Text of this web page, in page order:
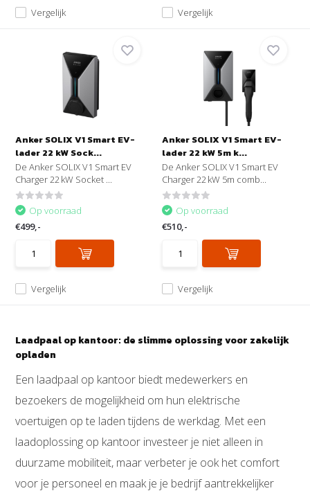
Vergelijk Vergelijk
Anker SOLIX V1 Smart EV-
lader 22 kW Sock...
De Anker SOLIX V1 Smart EV
Charger 22 kW Socket ...
Vergelijk
Op voorraad
€499,-
Anker SOLIX V1 Smart EV-
lader 22 kW 5m k...
De Anker SOLIX V1 Smart EV
Charger 22 kW 5m comb...
Vergelijk
Op voorraad
€510,-
Laadpaal op kantoor: de slimme oplossing voor zakelijk
opladen
Een laadpaal op kantoor biedt medewerkers en
bezoekers de mogelijkheid om hun elektrische
voertuigen op te laden tijdens de werkdag. Met een
laadoplossing op kantoor investeer je niet alleen in
duurzame mobiliteit, maar verbeter je ook het comfort
voor je personeel en maak je je bedrijf aantrekkelijker